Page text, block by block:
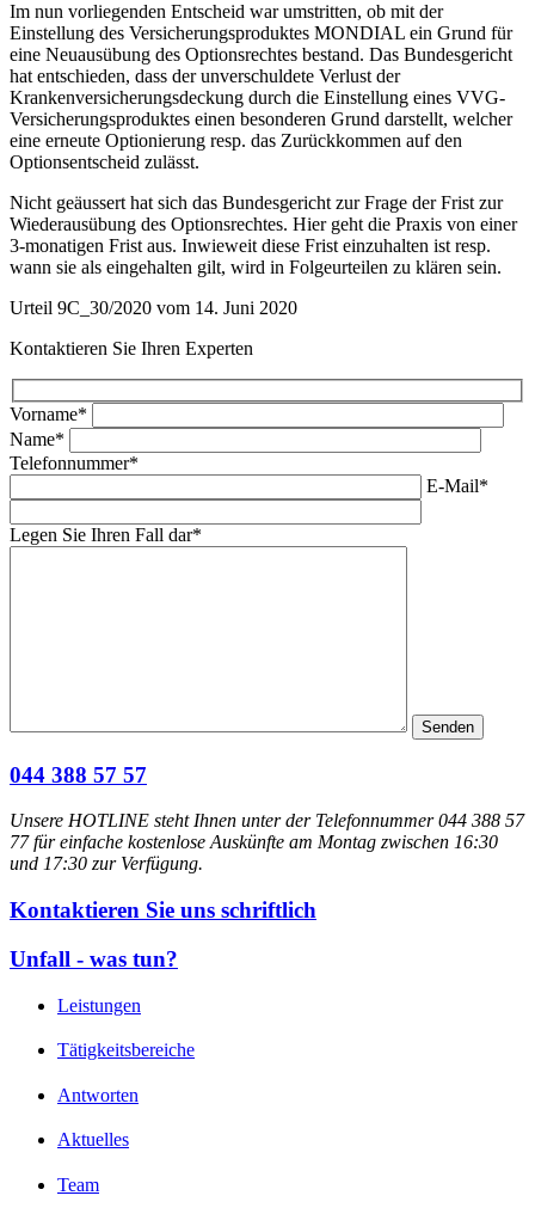
Im nun vorliegenden Entscheid war umstritten, ob mit der
Einstellung des Versicherungsproduktes MONDIAL ein Grund für
eine Neuausübung des Optionsrechtes bestand. Das Bundesgericht
hat entschieden, dass der unverschuldete Verlust der
Krankenversicherungsdeckung durch die Einstellung eines VVG-
Versicherungsproduktes einen besonderen Grund darstellt, welcher
eine erneute Optionierung resp. das Zurückkommen auf den
Optionsentscheid zulässt.
Nicht geäussert hat sich das Bundesgericht zur Frage der Frist zur
Wiederausübung des Optionsrechtes. Hier geht die Praxis von einer
3-monatigen Frist aus. Inwieweit diese Frist einzuhalten ist resp.
wann sie als eingehalten gilt, wird in Folgeurteilen zu klären sein.
Urteil 9C_30/2020 vom 14. Juni 2020
Kontaktieren Sie Ihren Experten
Vorname*
Name*
Telefonnummer*
E-Mail*
Legen Sie Ihren Fall dar*
044 388 57 57
Unsere HOTLINE steht Ihnen unter der Telefonnummer 044 388 57
77 für einfache kostenlose Auskünfte am Montag zwischen 16:30
und 17:30 zur Verfügung.
Kontaktieren Sie uns schriftlich
Unfall - was tun?
Leistungen
Tätigkeitsbereiche
Antworten
Aktuelles
Team